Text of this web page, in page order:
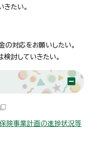
きたい。
対応をお願いしたい。
検討していきたい。
険事業計画の進捗状況等